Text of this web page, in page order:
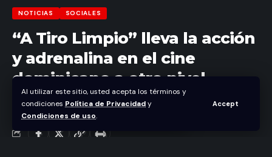
Al utilizar este sitio, usted acepta los términos y
condiciones Política de Privacidady
Condiciones de uso.
Accept
NOTICIAS SOCIALES
“A Tiro Limpio” lleva la acción
y adrenalina en el cine
dominicano a otro nivel
Última actualización agosto 5, 2025 4:21 pm
Abraham Nuñez